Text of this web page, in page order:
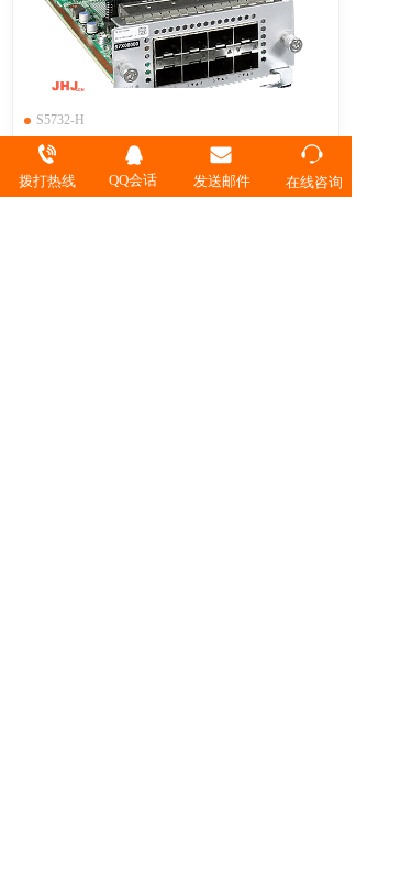
S5732-H
S7X08000 灵活插卡 8端口10GE SFP+或2端口25GE SFP28接口板(仅1/2口支持25GE)
灵活插卡 S7X08000 02312URW-8端口10GE
SFP+或2端口25GE SFP28接口板(仅1/2口支
拨打热线 QQ会话 发送邮件 在线咨询